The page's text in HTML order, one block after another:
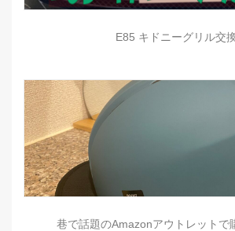
E85 キドニーグリル交
巷で話題のAmazonアウトレットで